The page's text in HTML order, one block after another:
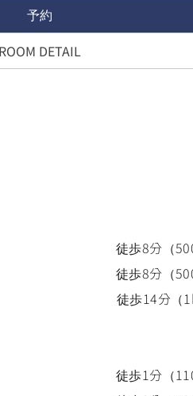
予約
ROOM DETAIL
徒歩8分 （
徒歩8分 （
徒歩14分（
徒歩1分 （